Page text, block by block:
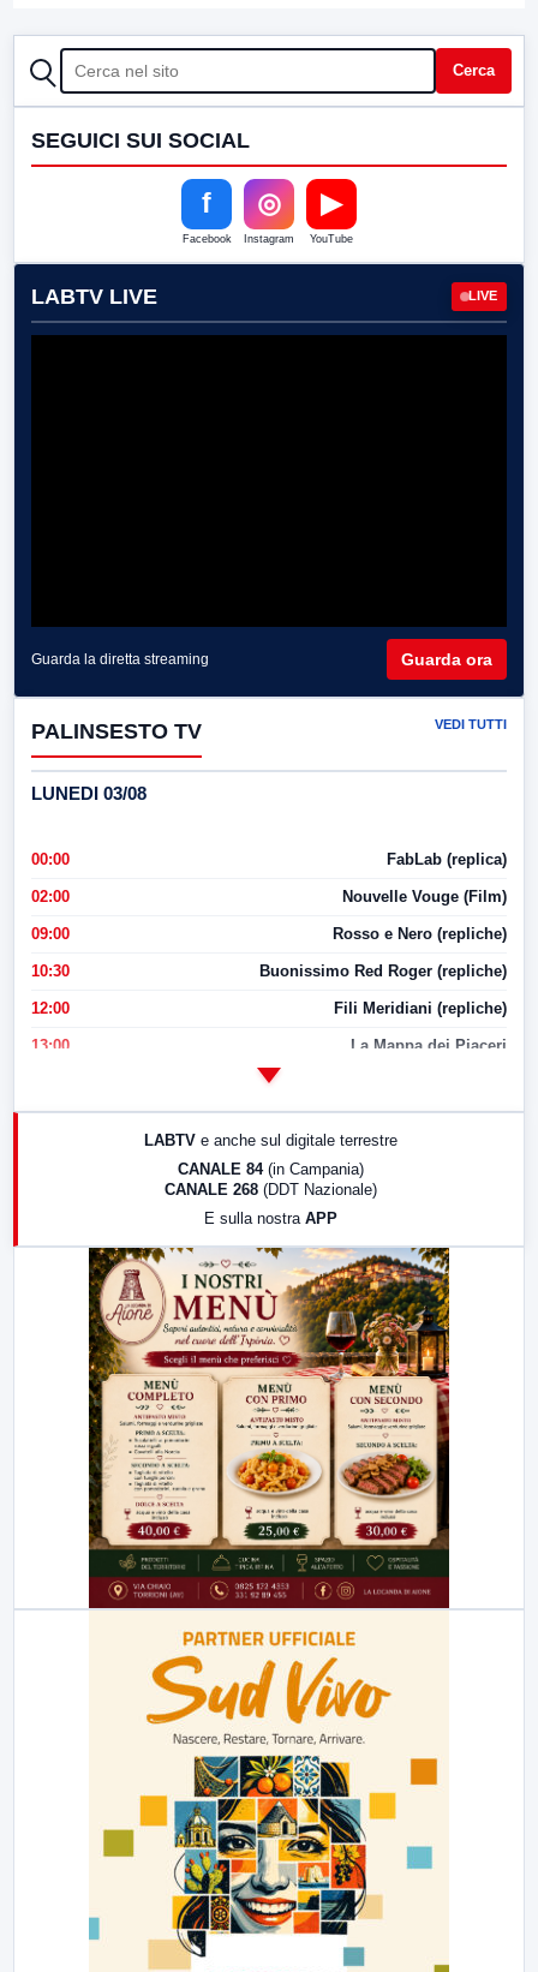
CERCA Cerca
SEGUICI SUI SOCIAL
f
Facebook
◎
Instagram
▶
YouTube
LABTV LIVE LIVE
Guarda la diretta streaming Guarda ora
PALINSESTO TV VEDI TUTTI
LUNEDI 03/08
00:00 FabLab (replica)
02:00 Nouvelle Vouge (Film)
09:00 Rosso e Nero (repliche)
10:30 Buonissimo Red Roger (repliche)
12:00 Fili Meridiani (repliche)
13:00 La Mappa dei Piaceri
17:00 LabNews (replica)
LabNews (replica)
LABTV e anche sul digitale terrestre
CANALE 84 (in Campania)
CANALE 268 (DDT Nazionale)
E sulla nostra APP